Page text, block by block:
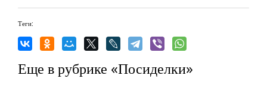
Теги:
Еще в рубрике «Посиделки»